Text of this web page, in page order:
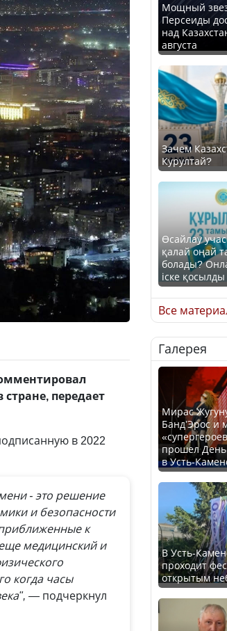
передает
в 2022
- это решение
и безопасности
к
медицинский и
когда часы
— подчеркнул
Мощный
Персеиды
над
августа
Зачем
Курултай?
Өсайлау
қалай оңай
болады?
іске қосылды
Как легко
участок для
Минтруда
отрасли с
высокими
официально
школьную
Казахстана
Все
Галерея
Мирас
Банд’Эрос и
прошел День
в Усть-
В Усть-
проходит
открытым